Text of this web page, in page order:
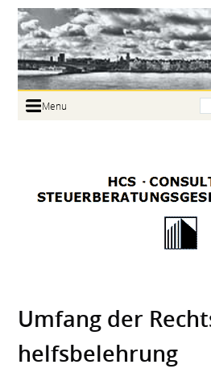
Menu
Links
Umfang der
helfsbelehrung